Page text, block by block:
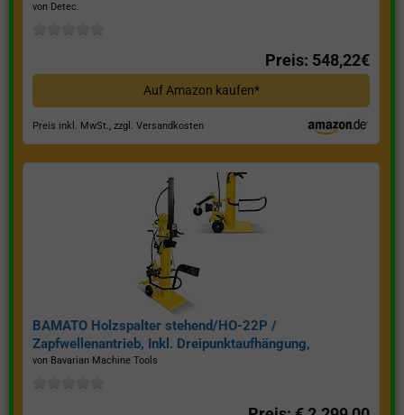
von Detec.
Preis: 548,22€
Auf Amazon kaufen*
Preis inkl. MwSt., zzgl. Versandkosten
BAMATO Holzspalter stehend/HO-22P /
Zapfwellenantrieb, Inkl. Dreipunktaufhängung,
Spaltkraft 22 Tonnen*
von Bavarian Machine Tools